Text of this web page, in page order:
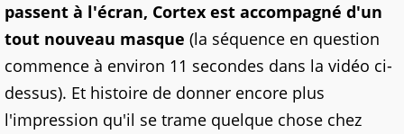
passent à l'écran, Cortex est accompagné d'un
tout nouveau masque (la séquence en question
commence à environ 11 secondes dans la vidéo ci-
dessus). Et histoire de donner encore plus
l'impression qu'il se trame quelque chose chez